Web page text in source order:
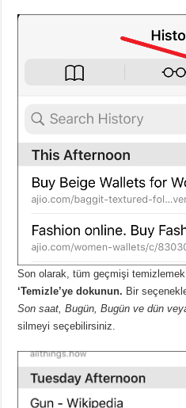
Son olarak, tüm geçmişi
‘Temizle’ye dokunun. Bir
Son saat, Bugün, Bugün ve dün
silmeyi seçebilirsiniz.